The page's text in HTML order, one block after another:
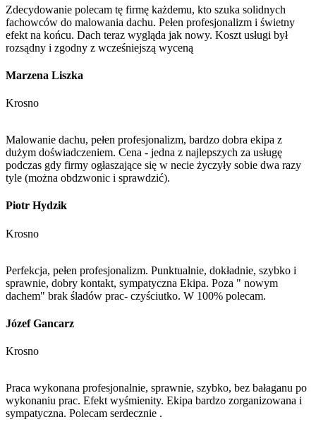
Zdecydowanie polecam tę firmę każdemu, kto szuka solidnych
fachowców do malowania dachu. Pełen profesjonalizm i świetny
efekt na końcu. Dach teraz wygląda jak nowy. Koszt usługi był
rozsądny i zgodny z wcześniejszą wyceną
Marzena Liszka
Krosno
Malowanie dachu, pełen profesjonalizm, bardzo dobra ekipa z
dużym doświadczeniem. Cena - jedna z najlepszych za usługę
podczas gdy firmy ogłaszające się w necie życzyły sobie dwa razy
tyle (można obdzwonic i sprawdzić).
Piotr Hydzik
Krosno
Perfekcja, pełen profesjonalizm. Punktualnie, dokładnie, szybko i
sprawnie, dobry kontakt, sympatyczna Ekipa. Poza " nowym
dachem" brak śladów prac- czyściutko. W 100% polecam.
Józef Gancarz
Krosno
Praca wykonana profesjonalnie, sprawnie, szybko, bez bałaganu po
wykonaniu prac. Efekt wyśmienity. Ekipa bardzo zorganizowana i
sympatyczna. Polecam serdecznie .